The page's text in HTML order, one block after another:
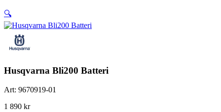
🔍
Husqvarna Bli200 Batteri
Art: 9670919-01
1 890 kr